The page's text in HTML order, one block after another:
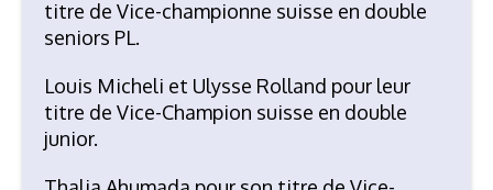
titre de Vice-championne suisse en double
seniors PL.
Louis Micheli et Ulysse Rolland pour leur
titre de Vice-Champion suisse en double
junior.